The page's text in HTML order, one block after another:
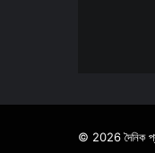
© 2026 দৈনিক